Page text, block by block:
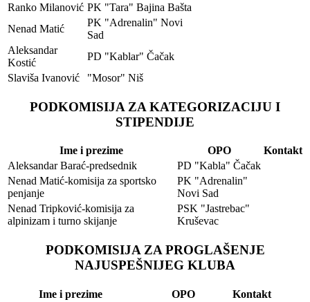
Ranko Milanović PK "Tara" Bajina Bašta
Nenad Matić
PK "Adrenalin" Novi
Sad
Aleksandar
Kostić
PD "Kablar" Čačak
Slaviša Ivanović
"Mosor" Niš
PODKOMISIJA ZA KATEGORIZACIJU I
STIPENDIJE
Ime i prezime OPO
Kontakt
Aleksandar Barać-predsednik
PD "Kabla" Čačak
Nenad Matić-komisija za sportsko
penjanje
PK "Adrenalin"
Novi Sad
Nenad Tripković-komisija za
alpinizam i turno skijanje
PSK "Jastrebac"
Kruševac
PODKOMISIJA ZA PROGLAŠENJE
NAJUSPEŠNIJEG KLUBA
Ime i prezime OPO
Kontakt